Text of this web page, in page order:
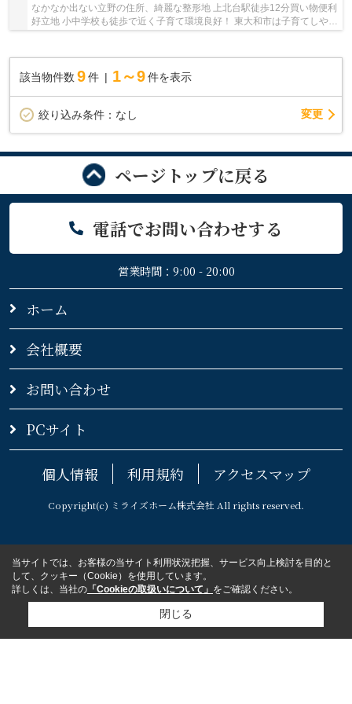
なかなか出ない立野の住所、綺麗な整形地 上北台駅徒歩12分買い物便利
好立地 小中学校も徒歩で近く子育て環境良好！ 東大和市は子育てしやす
い街♪ 限定1区画、ぜひプランご相談お声掛...
該当物件数 9件 1～9 件を表示
絞り込み条件： なし 変更
ページトップに戻る
電話でお問い合わせする
営業時間：9:00 - 20:00
ホーム
会社概要
お問い合わせ
PCサイト
個人情報 利用規約 アクセスマップ
Copyright(c) ミライズホーム株式会社 All rights reserved.
当サイトでは、お客様の当サイト利用状況把握、サービス向上検討を目的と
して、クッキー（Cookie）を使用しています。
詳しくは、当社の 「Cookieの取扱いについて」 をご確認ください。
閉じる